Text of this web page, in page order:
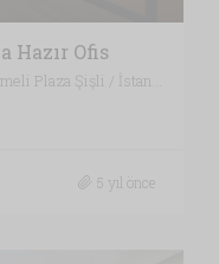
Hazır Ofis
5 yıl önce